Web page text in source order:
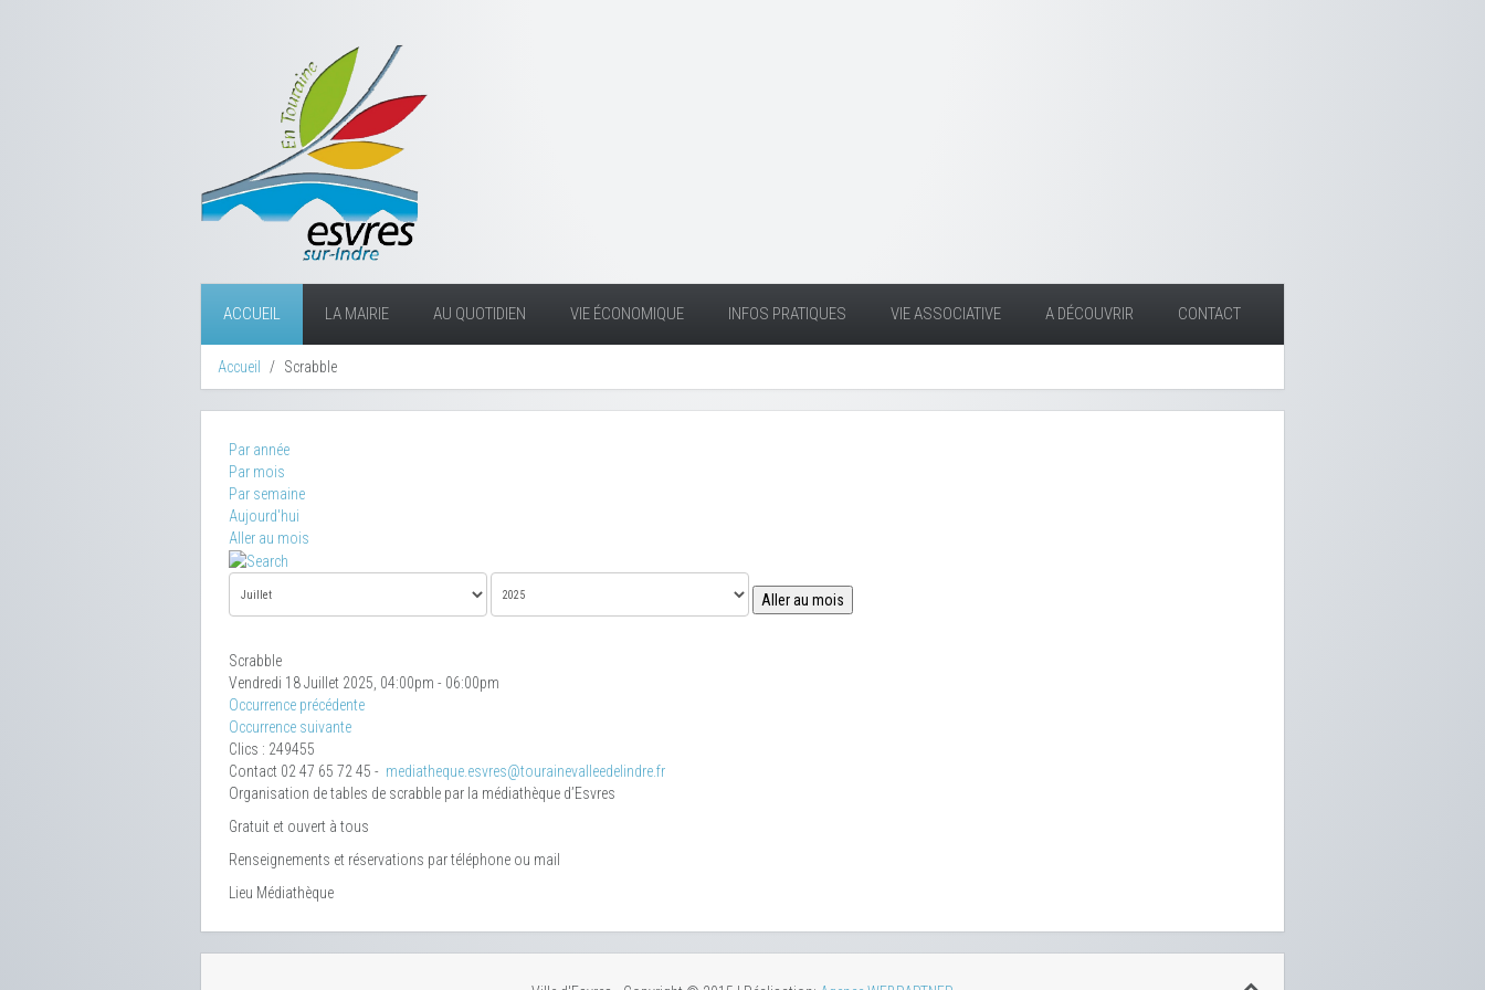
ACCUEIL LA MAIRIE AU QUOTIDIEN VIE ÉCONOMIQUE INFOS PRATIQUES VIE ASSOCIATIVE A DÉCOUVRIR CONTACT
Accueil Scrabble
Par année
Par mois
Par semaine
Aujourd'hui
Aller au mois
Aller au mois
Scrabble
Vendredi 18 Juillet 2025, 04:00pm - 06:00pm
Occurrence précédente
Occurrence suivante
Clics : 249455
Contact 02 47 65 72 45 - mediatheque.esvres@tourainevalleedelindre.fr
Organisation de tables de scrabble par la médiathèque d’Esvres
Gratuit et ouvert à tous
Renseignements et réservations par téléphone ou mail
Lieu Médiathèque